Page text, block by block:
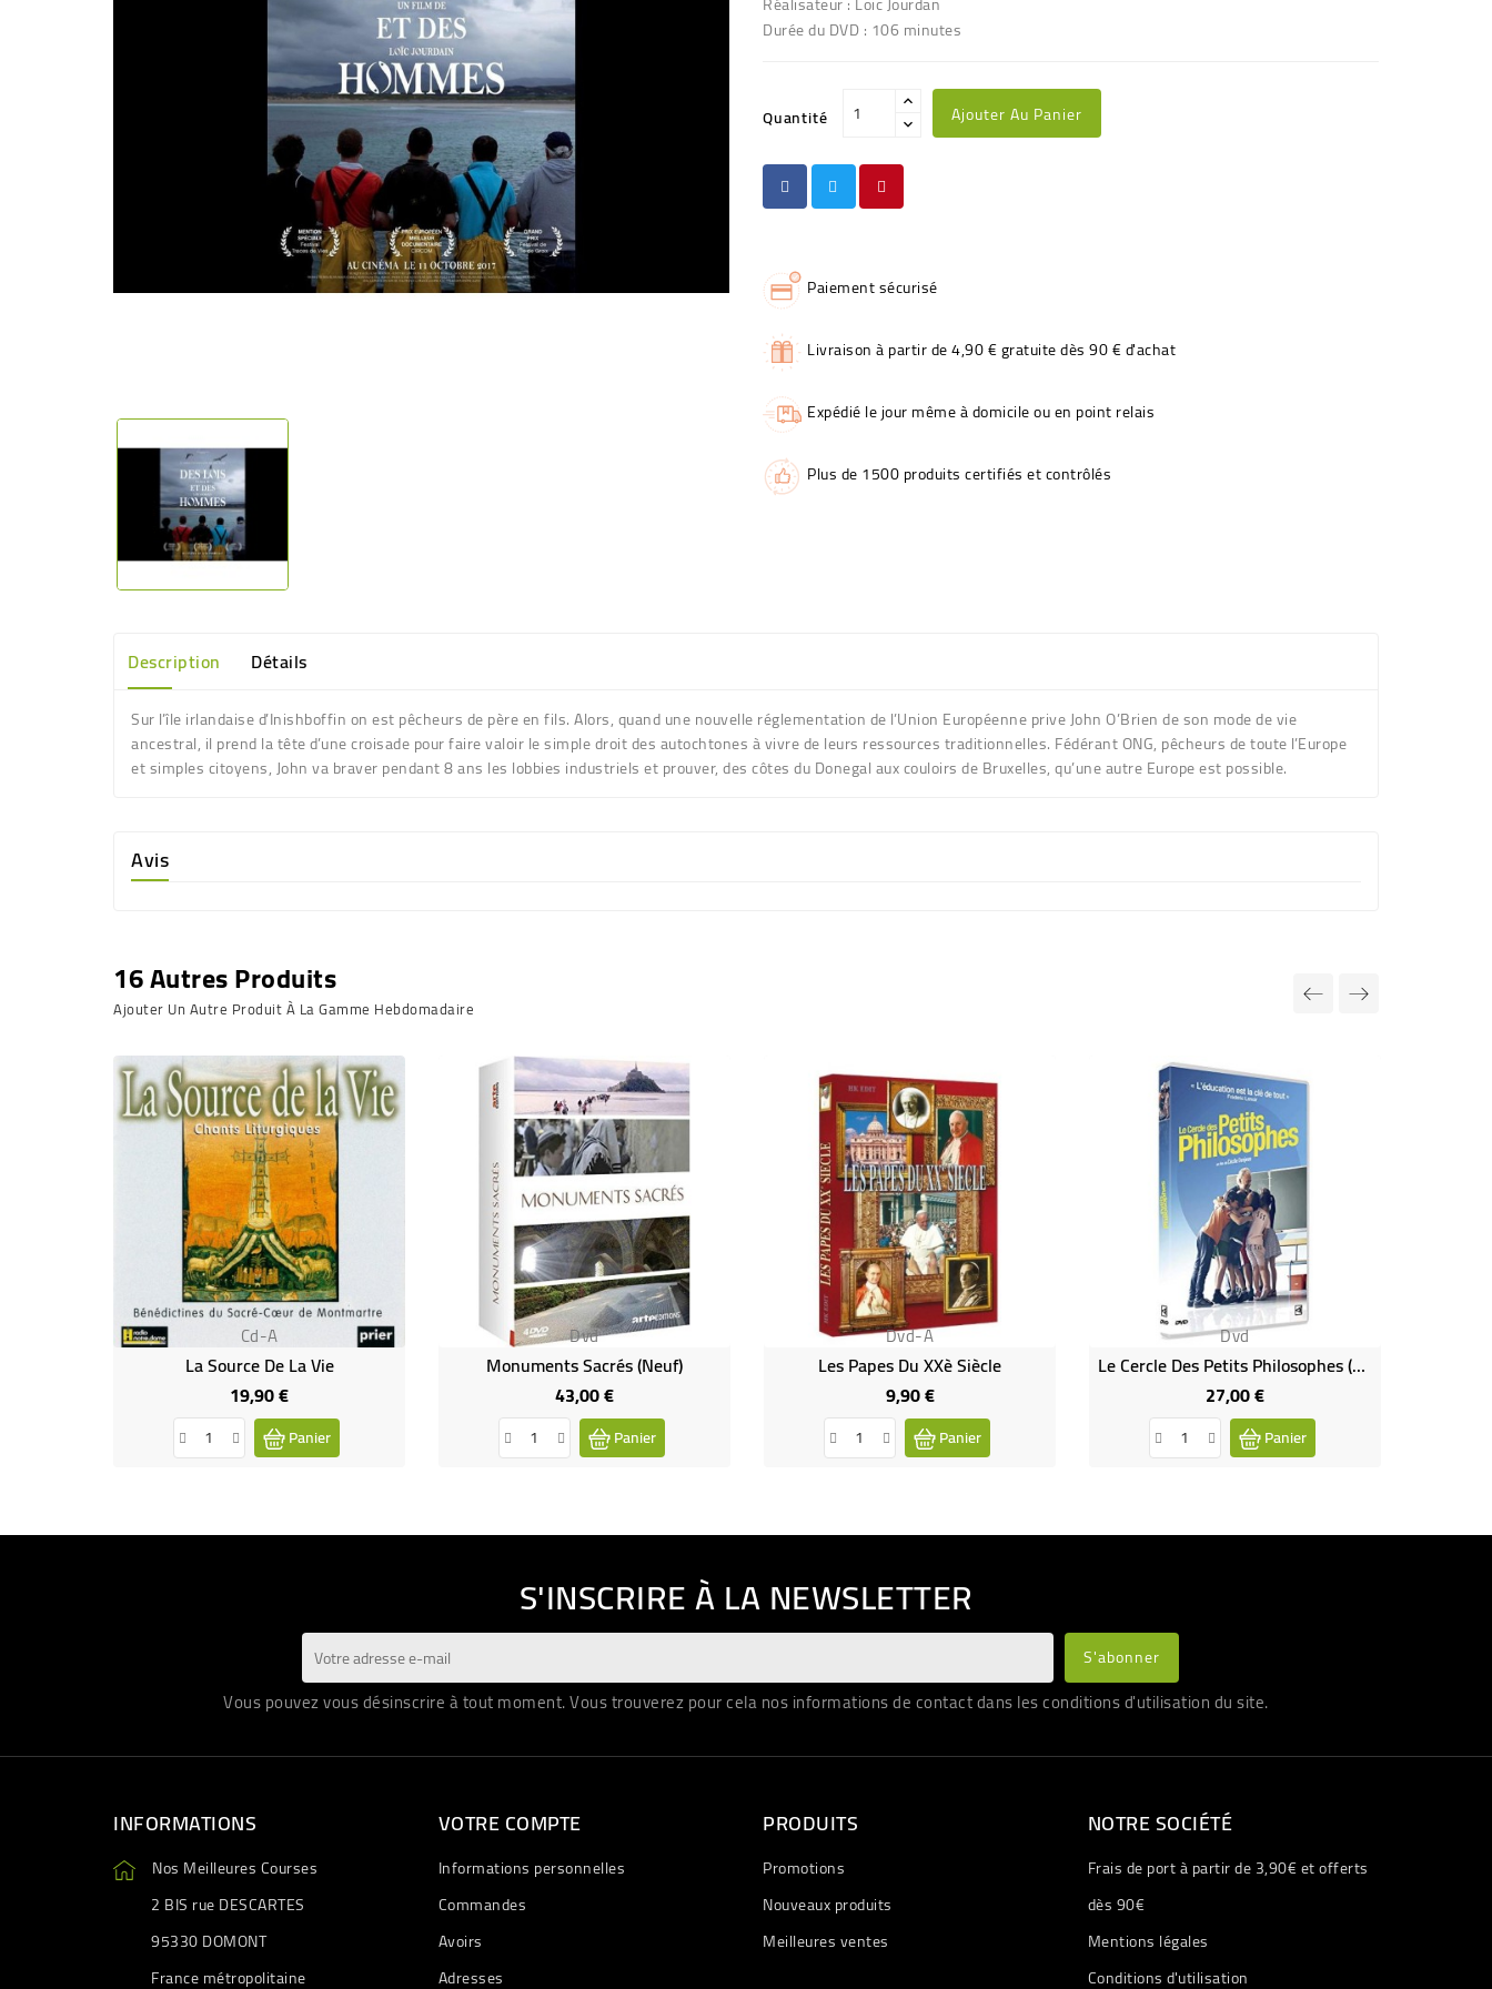
Durée du DVD : 106 minutes
Quantité Ajouter Au Panier
Paiement sécurisé
Livraison à partir de 4,90 € gratuite dès 90 € d'achat
Expédié le jour même à domicile ou en point relais
Plus de 1500 produits certifiés et contrôlés
Description Détails
Sur l’île irlandaise d’Inishboffin on est pêcheurs de père en fils. Alors, quand une nouvelle réglementation de l’Union Européenne prive John O’Brien de son mode de vie
ancestral, il prend la tête d’une croisade pour faire valoir le simple droit des autochtones à vivre de leurs ressources traditionnelles. Fédérant ONG, pêcheurs de toute l’Europe
et simples citoyens, John va braver pendant 8 ans les lobbies industriels et prouver, des côtes du Donegal aux couloirs de Bruxelles, qu’une autre Europe est possible.
Avis
16 Autres Produits
Ajouter Un Autre Produit À La Gamme Hebdomadaire
Cd-A
La Source De La Vie
19,90 €Prix
Panier
Dvd
Monuments Sacrés (neuf)
43,00 €Prix
Panier
Dvd-A
Les Papes Du XXè Siècle
9,90 €Prix
Panier
Dvd
Le Cercle Des Petits Philosophes (neuf)
27,00 €Prix
Panier
S'INSCRIRE À LA NEWSLETTER
Vous pouvez vous désinscrire à tout moment. Vous trouverez pour cela nos informations de contact dans les conditions d'utilisation du site.
INFORMATIONS
Nos Meilleures Courses
2 BIS rue DESCARTES
95330 DOMONT
France métropolitaine
VOTRE COMPTE
Informations personnelles
Commandes
Avoirs
Adresses
PRODUITS
Promotions
Nouveaux produits
Meilleures ventes
NOTRE SOCIÉTÉ
Frais de port à partir de 3,90€ et offerts
dès 90€
Mentions légales
Conditions d'utilisation